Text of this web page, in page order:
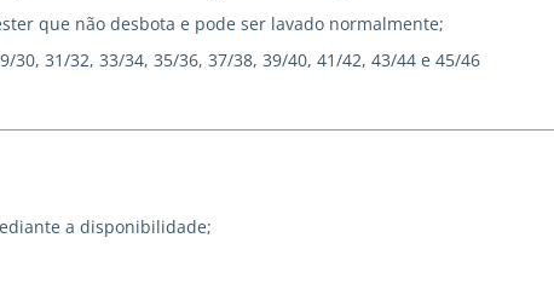
que não desbota e pode ser lavado normalmente;
31/32, 33/34, 35/36, 37/38, 39/40, 41/42, 43/44 e 45/46
a disponibilidade;